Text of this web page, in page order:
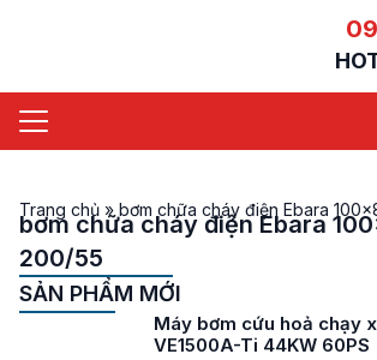
Trang chủ » bơm chữa cháy điện Ebara
bơm chữa cháy điện Ebara
200/55
SẢN PHẨM MỚI
Máy bơm cứu hoả chạy
VE1500A-Ti 44KW 60PS